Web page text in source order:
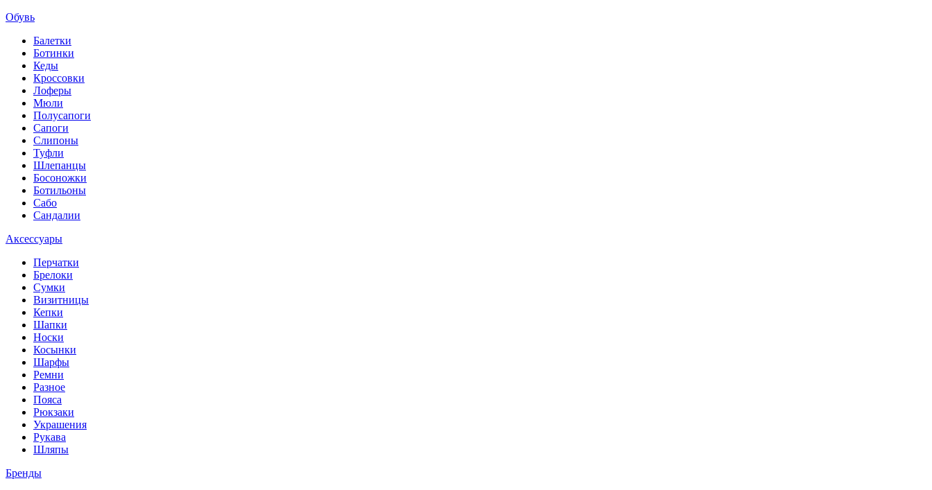
Обувь
Балетки
Ботинки
Кеды
Кроссовки
Лоферы
Мюли
Полусапоги
Сапоги
Слипоны
Туфли
Шлепанцы
Босоножки
Ботильоны
Сабо
Сандалии
Аксессуары
Перчатки
Брелоки
Сумки
Визитницы
Кепки
Шапки
Носки
Косынки
Шарфы
Ремни
Разное
Пояса
Рюкзаки
Украшения
Рукава
Шляпы
Бренды